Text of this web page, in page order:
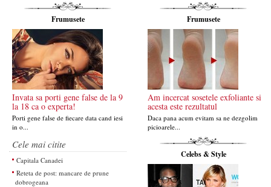
Frumusete
Invata sa porti gene false de la 9
la 18 ca o experta!
Porti gene false de fiecare data cand iesi
in o...
Frumusete
Am incercat sosetele exfoliante si
acesta este rezultatul
Daca pana acum evitam sa ne dezgolim
picioarele...
Cele mai citite
Capitala Canadei
Reteta de post: mancare de prune
dobrogeana
Celebs & Style